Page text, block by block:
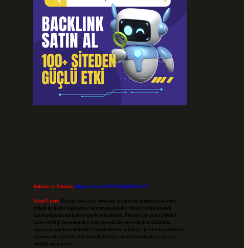
Reklam ve İletişim:Skype: live:.cid.575569c608265c69
Yasal Uyarı: Bu internet sitesi, herhangi bir marka, kurum veya şahıs
şirketi ile hiçbir bağlantısı bulunmamaktadır. Sitede yalnızca kendi
hazırladığımız makaleler paylaşılmaktadır. Burada yer alan içerikler
haber niteliği taşımamakta olup, gerçek kurum ve kişiler hakkında
paylaşım yapılmamaktadır. Gerçek kurum ve kişiler ile isim benzerlikleri
tamamen tesadüfidir. Sitemizdeki bilgiler taslak halindedir ve tavsiye
niteliği taşımazlar.